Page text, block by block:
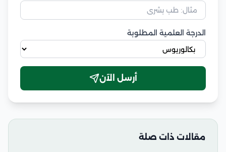
الدرجة العلمية المطلوبة
أرسل الآن
مقالات ذات صلة